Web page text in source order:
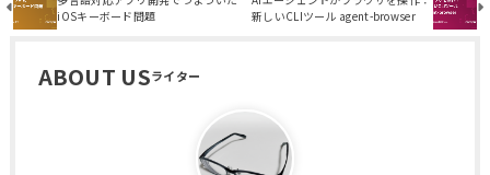
iOSキーボード問題
新しいCLIツール agent-browser
ABOUT US